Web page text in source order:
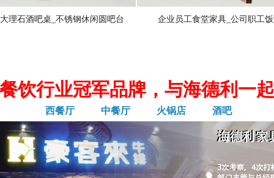
理石酒吧桌_不锈钢休闲圆吧台 企业员工食堂家具_公司职工
饮行业冠军品牌，与海德利一
西餐厅 中餐厅 火锅店 酒吧